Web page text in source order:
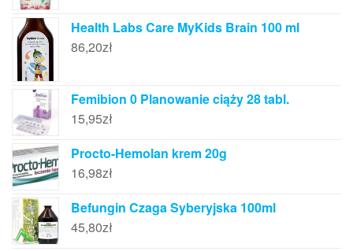
Health Labs Care MyKids Brain 100 ml
86,20zł
Femibion 0 Planowanie ciąży 28 tabl.
15,95zł
Procto-Hemolan krem 20g
16,98zł
Befungin Czaga Syberyjska 100ml
45,80zł